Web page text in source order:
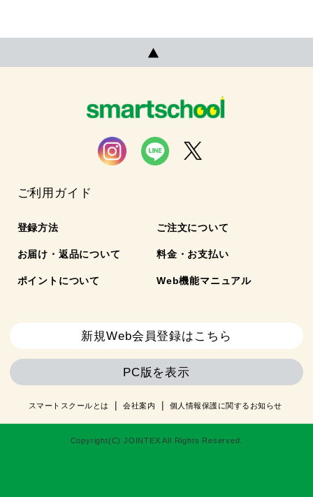
ご利用ガイド
登録方法 ご注文について
お届け・返品について 料金・お支払い
ポイントについて Web機能マニュアル
新規Web会員登録はこちら
PC版を表示
スマートスクールとは 会社案内 個人情報保護に関するお知らせ
Copyright(C) JOINTEX All Rights Reserved.